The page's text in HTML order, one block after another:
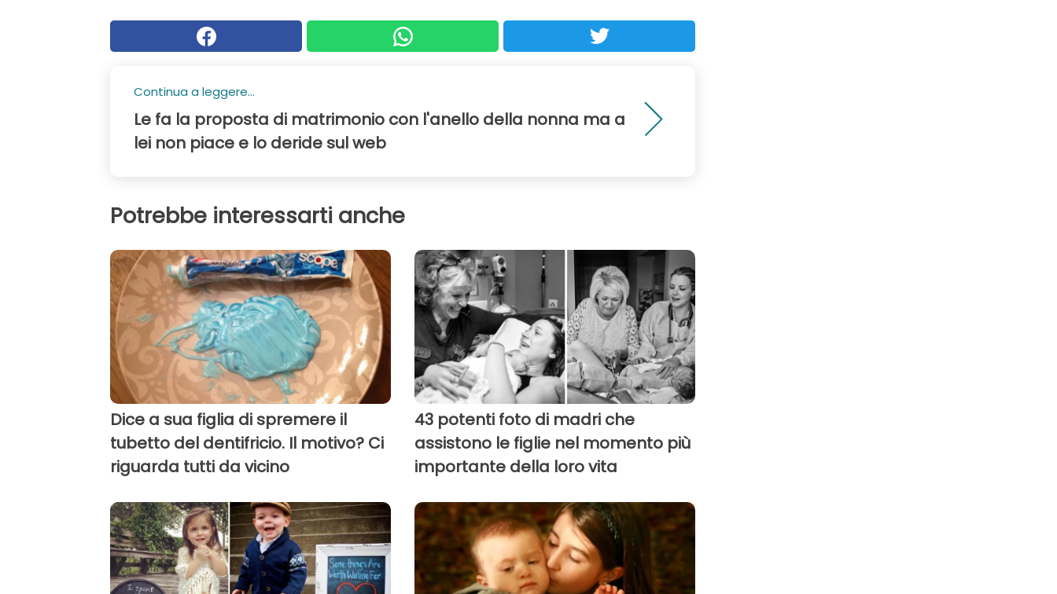
Continua a leggere...
Le fa la proposta di matrimonio con l'anello della nonna ma a
lei non piace e lo deride sul web
Potrebbe interessarti anche
Dice a sua figlia di spremere il
tubetto del dentifricio. Il motivo? Ci
riguarda tutti da vicino
43 potenti foto di madri che
assistono le figlie nel momento più
importante della loro vita